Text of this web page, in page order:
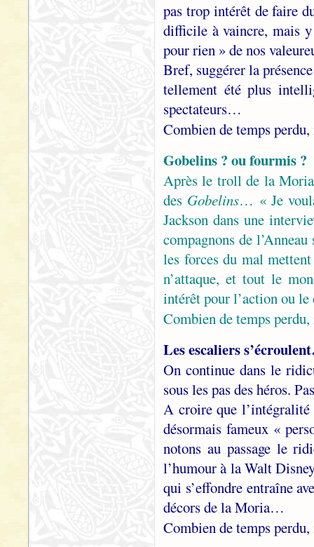
pas trop intérêt de faire
difficile à vaincre, mais
pour rien » de nos
Bref, suggérer la
tellement été plus
spectateurs…
Combien de temps
Gobelins ? ou fourmis ?
Après le troll de la
des Gobelins… « Je
Jackson dans une
compagnons de
les forces du mal
n’attaque, et tout le
intérêt pour l’action ou
Combien de temps
Les escaliers
On continue dans le
sous les pas des héros.
A croire que l’intégralité
désormais fameux «
notons au passage le
l’humour à la Walt
qui s’effondre entraîne
décors de la Moria…
Combien de temps